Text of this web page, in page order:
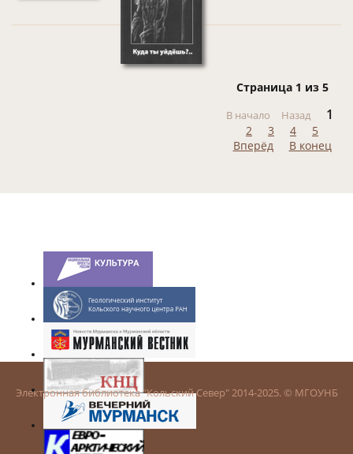
Страница 1 из 5
В начало Назад 1
2 3 4
5
Вперёд
В конец
Электронная библиотека "Кольский Север" 2014-2025. © МГОУНБ